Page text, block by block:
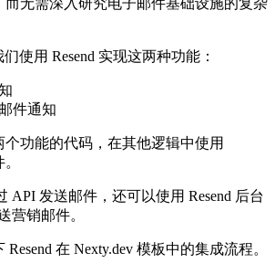
而无需深入研究电子邮件基础设施的复杂
使用 Resend 实现这两种功能：
件通知
功能的代码，在其他逻辑中使用
API 发送邮件，还可以使用 Resend 后台
营销邮件。
在 Nexty.dev 模板中的集成流程。